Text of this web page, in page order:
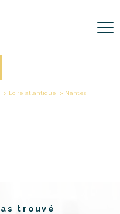
Loire atlantique Nantes
trouvé